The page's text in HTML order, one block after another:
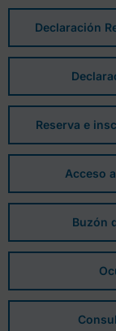
Declaración
Reserva e
Acceso
Buzón